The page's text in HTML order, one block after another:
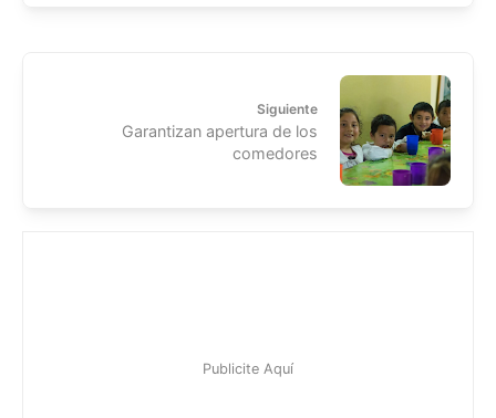
Siguiente
Garantizan apertura de los
comedores